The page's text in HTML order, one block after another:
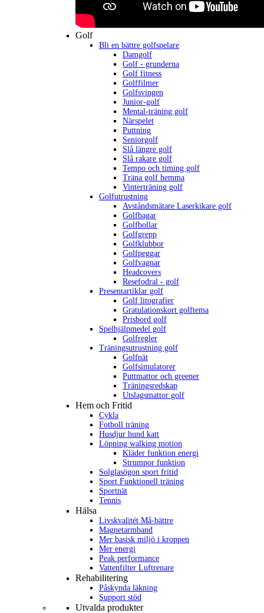
Golf
Bli en bättre golfspelare
Damgolf
Golf - grunderna
Golf fitness
Golffilmer
Golfsvingen
Junior-golf
Mental-träning golf
Närspelet
Puttning
Seniorgolf
Slå längre golf
Slå rakare golf
Tempo och timing golf
Träna golf hemma
Vinterträning golf
Golfutrustning
Avståndsmätare Laserkikare golf
Golfbagar
Golfbollar
Golfgrepp
Golfklubbor
Golfpeggar
Golfvagnar
Headcovers
Resefodral - golf
Presentartiklar golf
Golf litografier
Gratulationskort golftema
Prisbord golf
Spelhjälpmedel golf
Golfregler
Träningsutrustning golf
Golfnät
Golfsimulatorer
Puttmattor och greener
Träningsredskap
Utslagsmattor golf
Hem och Fritid
Cykla
Fotboll träning
Husdjur hund katt
Löpning walking motion
Kläder funktion energi
Strumpor funktion
Solglasögon sport fritid
Sport Funktionell träning
Sportnät
Tennis
Hälsa
Livskvalitét Må-bättre
Magnetarmband
Mer basisk miljö i kroppen
Mer energi
Peak performance
Vattenfilter Luftrenare
Rehabilitering
Påskynda läkning
Support stöd
Utvalda produkter